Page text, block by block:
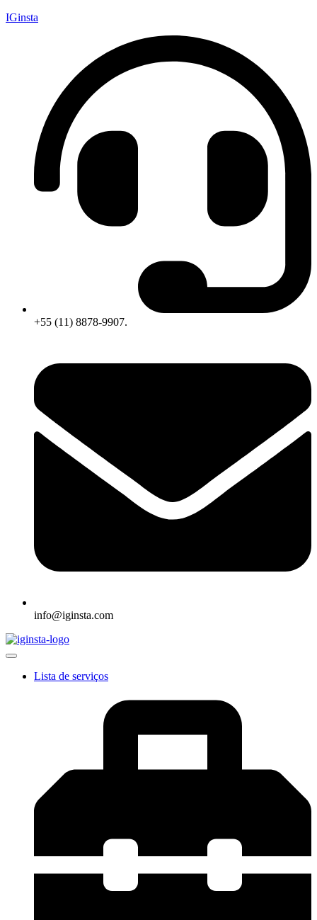
IGinsta
+55 (11) 8878-9907.
info@iginsta.com
Lista de serviços